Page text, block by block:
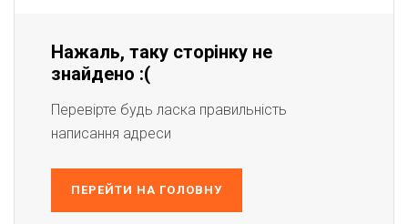
Нажаль, таку сторінку не
знайдено :(
Перевірте будь ласка правильність
написання адреси
ПЕРЕЙТИ НА ГОЛОВНУ